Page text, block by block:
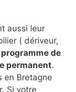
aussi leur
( dériveur,
de
permanent.
en Bretagne
Si votre